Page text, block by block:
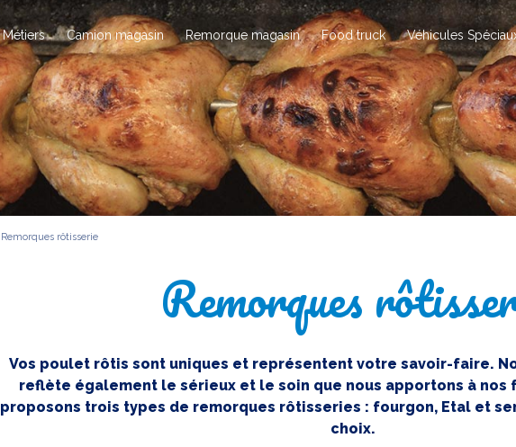
Métiers Camion magasin Remorque magasin Food truck Véhicules
Remorques rôtisserie
Remorques
Vos poulet rôtis sont uniques et représentent votre savoir-faire.
reflète également le sérieux et le soin que nous apportons à nos
proposons trois types de remorques rôtisseries : fourgon, Etal et
choix.